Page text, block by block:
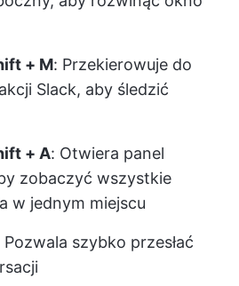
+ M: Przekierowuje do
Slack, aby śledzić
+ A: Otwiera panel
zobaczyć wszystkie
w jednym miejscu
Pozwala szybko przesłać